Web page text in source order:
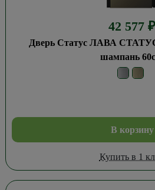
42 577 ₽
Дверь Статус ЛАВА
шампань
В корзину
Купить в 1